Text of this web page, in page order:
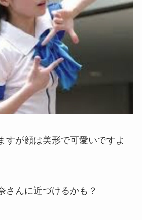
すが顔は美形で可愛いですよ
さんに近づけるかも？